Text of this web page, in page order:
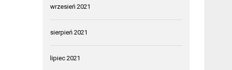
wrzesień 2021
sierpień 2021
lipiec 2021